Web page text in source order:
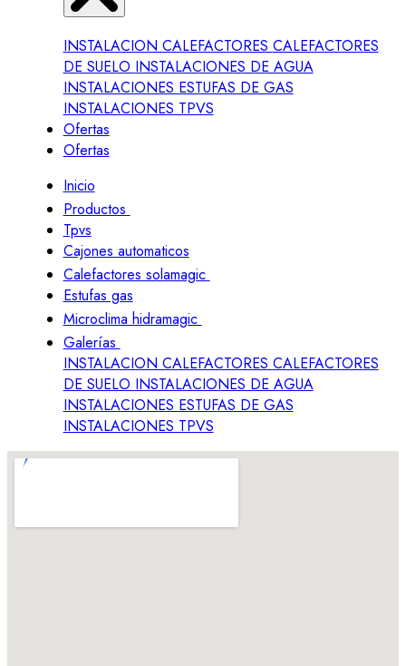
INSTALACION CALEFACTORES CALEFACTORES
DE SUELO INSTALACIONES DE AGUA
INSTALACIONES ESTUFAS DE GAS
INSTALACIONES TPVS
Ofertas
Ofertas
Inicio
Productos
Tpvs
Cajones automaticos
Calefactores solamagic
Estufas gas
Microclima hidramagic
Galerías
INSTALACION CALEFACTORES CALEFACTORES
DE SUELO INSTALACIONES DE AGUA
INSTALACIONES ESTUFAS DE GAS
INSTALACIONES TPVS